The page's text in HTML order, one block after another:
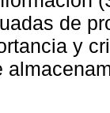
de
y